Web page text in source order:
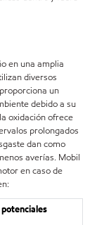
en una amplia
diversos
un
debido a su
oxidación ofrece
prolongados
dan como
averías. Mobil
en caso de